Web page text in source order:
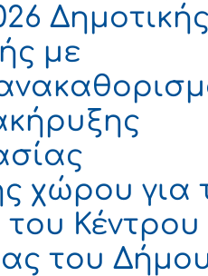
με
χώρου για
Κέντρου
του